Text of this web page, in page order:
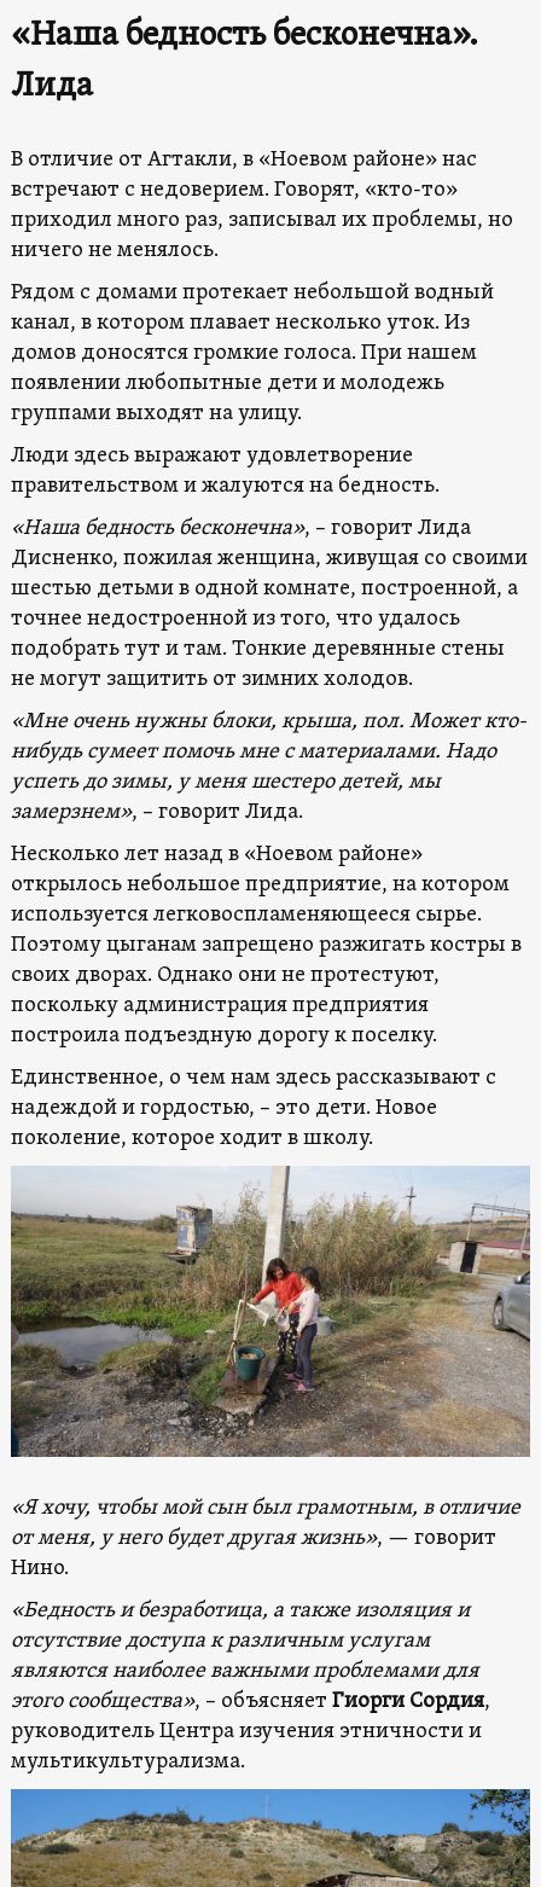
«Наша бедность бесконечна».
Лида
В отличие от Агтакли, в «Ноевом районе» нас
встречают с недоверием. Говорят, «кто-то»
приходил много раз, записывал их проблемы, но
ничего не менялось.
Рядом с домами протекает небольшой водный
канал, в котором плавает несколько уток. Из
домов доносятся громкие голоса. При нашем
появлении любопытные дети и молодежь
группами выходят на улицу.
Люди здесь выражают удовлетворение
правительством и жалуются на бедность.
«Наша бедность бесконечна», – говорит Лида
Дисненко, пожилая женщина, живущая со своими
шестью детьми в одной комнате, построенной, а
точнее недостроенной из того, что удалось
подобрать тут и там. Тонкие деревянные стены
не могут защитить от зимних холодов.
«Мне очень нужны блоки, крыша, пол. Может кто-
нибудь сумеет помочь мне с материалами. Надо
успеть до зимы, у меня шестеро детей, мы
замерзнем», – говорит Лида.
Несколько лет назад в «Ноевом районе»
открылось небольшое предприятие, на котором
используется легковоспламеняющееся сырье.
Поэтому цыганам запрещено разжигать костры в
своих дворах. Однако они не протестуют,
поскольку администрация предприятия
построила подъездную дорогу к поселку.
Единственное, о чем нам здесь рассказывают с
надеждой и гордостью, – это дети. Новое
поколение, которое ходит в школу.
«Я хочу, чтобы мой сын был грамотным, в отличие
от меня, у него будет другая жизнь», — говорит
Нино.
«Бедность и безработица, а также изоляция и
отсутствие доступа к различным услугам
являются наиболее важными проблемами для
этого сообщества», – объясняет Гиорги Сордия,
руководитель Центра изучения этничности и
мультикультурализма.